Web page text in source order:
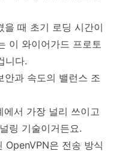
을 때 초기 로딩 시간이
이 와이어가드 프로토
니다.
과 속도의 밸런스 조
에서 가장 널리 쓰이고
링 기술이거든요.
OpenVPN은 전송 방식